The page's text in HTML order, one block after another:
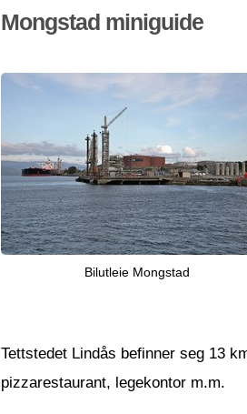
Mongstad miniguide
Bilutleie Mongstad
Tettstedet Lindås befinner seg 13
pizzarestaurant, legekontor m.m.